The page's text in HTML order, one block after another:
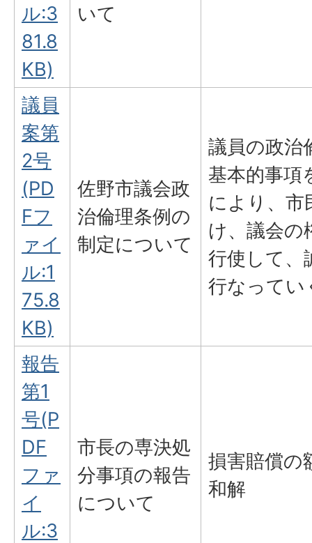
ル:3
81.8
KB)
いて
議員
案第
2号
(PD
Fフ
ァイ
ル:1
75.8
KB)
佐野市議会政
治倫理条例の
制定について
議員の政治
基本的事項
により、市
け、議会の
行使して、
行なってい
報告
第1
号(P
DF
ファ
イ
ル:3
市長の専決処
分事項の報告
について
損害賠償の
和解